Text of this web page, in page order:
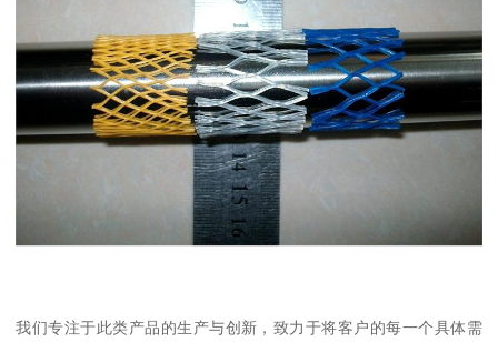
我们专注于此类产品的生产与创新，致力于将客户的每一个具体需